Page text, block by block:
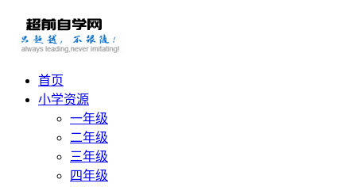
首页
小学资源
一年级
二年级
三年级
四年级